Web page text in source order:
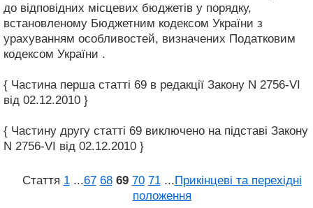
до відповідних місцевих бюджетів у порядку,
встановленому Бюджетним кодексом України з
урахуванням особливостей, визначених Податковим
кодексом України .
{ Частина перша статті 69 в редакції Закону N 2756-VI
від 02.12.2010 }
{ Частину другу статті 69 виключено на підставі Закону
N 2756-VI від 02.12.2010 }
Стаття 1 ...67 68 69 70 71 ...Прикінцеві та перехідні
положення